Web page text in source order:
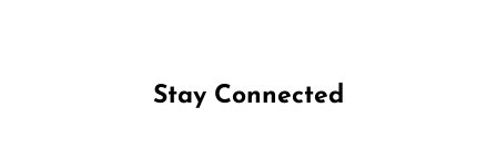
Stay Connected